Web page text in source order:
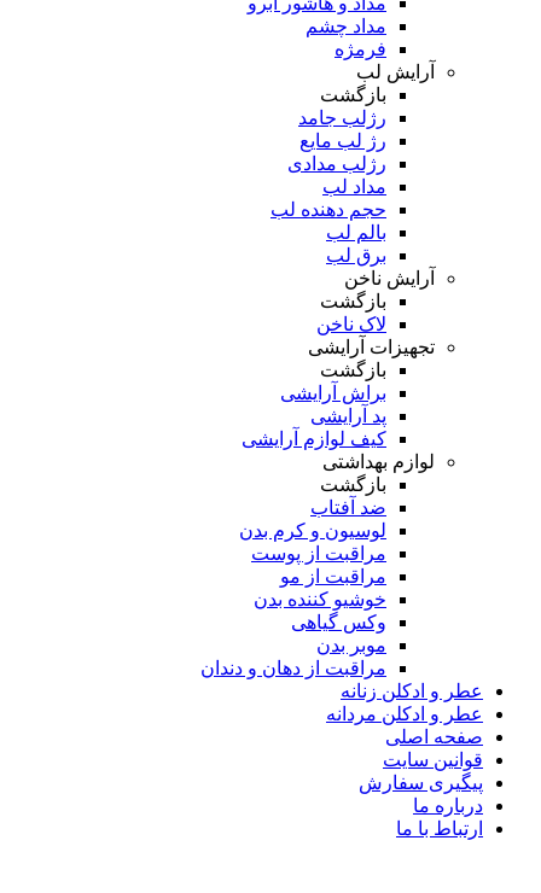
مداد چشم
فرمژه
آرایش لب
بازگشت
رژلب جامد
رژ لب مایع
رژلب مدادی
مداد لب
حجم دهنده لب
بالم لب
برق لب
آرایش ناخن
بازگشت
لاک ناخن
تجهیزات آرایشی
بازگشت
براش آرایشی
پد آرایشی
کیف لوازم آرایشی
لوازم بهداشتی
بازگشت
ضد آفتاب
لوسیون و کرم بدن
مراقبت از پوست
مراقبت از مو
خوشیو کننده بدن
وکس گیاهی
موبر بدن
مراقبت از دهان و دندان
عطر و ادکلن زنانه
عطر و ادکلن مردانه
صفحه اصلی
قوانین سایت
پیگیری سفارش
درباره ما
ارتباط با ما